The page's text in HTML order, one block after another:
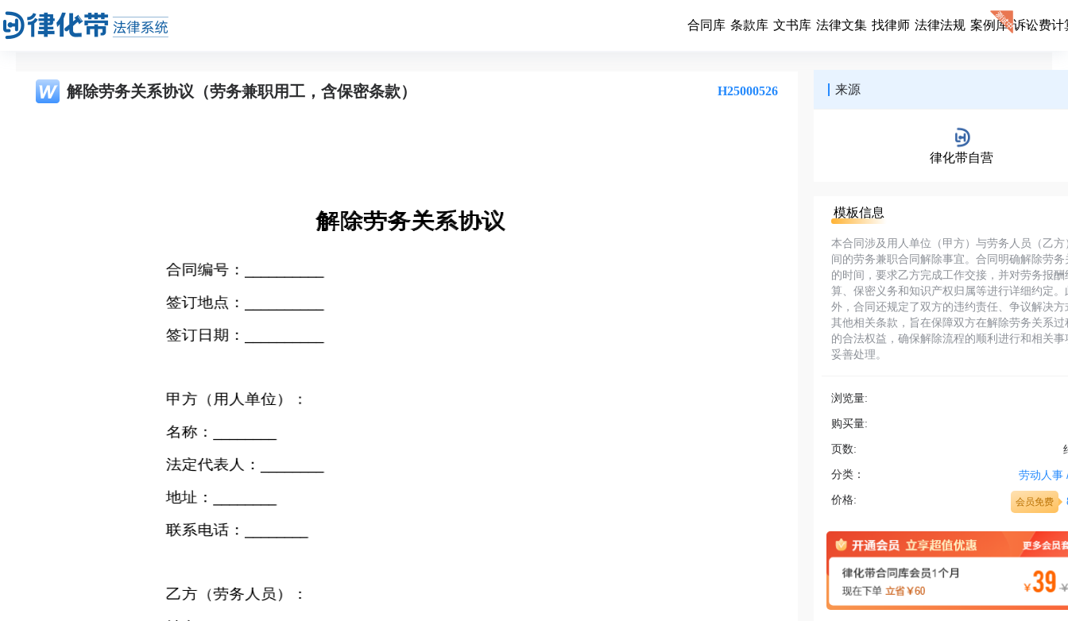
合同库 条款库 文书库 法律文集 找律师 法律法规 案例库 诉讼费计
解除劳务关系协议（劳务兼职用工，含保密条款） H25000526 来源
律化带自营
模板信息
本合同涉及用人单位（甲方）与劳务人员（乙方
间的劳务兼职合同解除事宜。合同明确解除劳务
的时间，要求乙方完成工作交接，并对劳务报酬
算、保密义务和知识产权归属等进行详细约定。
外，合同还规定了双方的违约责任、争议解决方
其他相关条款，旨在保障双方在解除劳务关系过
的合法权益，确保解除流程的顺利进行和相关事
妥善处理。
浏览量:
购买量:
页数:
分类： 劳动人事
价格: 会员免费